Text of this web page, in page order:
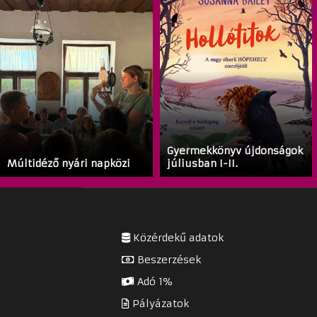
Múltidéző nyári napközi
Gyermekkönyv újdonságok
júliusban I-II.
Közérdekű adatok
Beszerzések
Adó 1%
Pályázatok